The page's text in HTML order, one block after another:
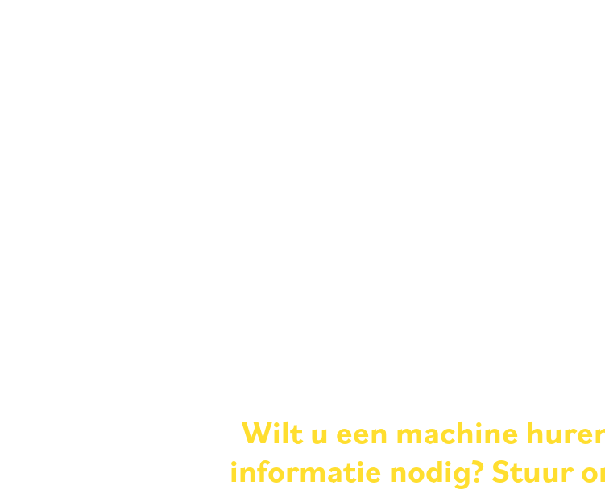
Wilt u een machine
informatie nodig? Stuur